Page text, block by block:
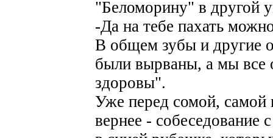
"Беломорину" в другой
-Да на тебе пахать
В общем зубы и другие
были вырваны, а мы все
здоровы".
Уже перед сомой, самой
вернее -